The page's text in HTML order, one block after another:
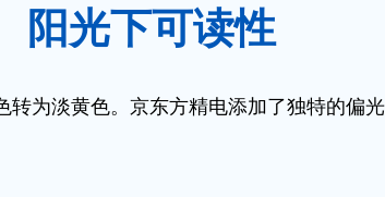
阳光下可读性
为淡黄色。京东方精电添加了独特的偏